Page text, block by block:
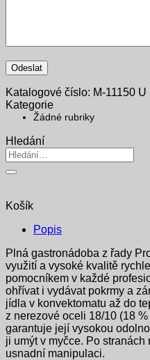
Katalogové číslo: M-11150 U
Kategorie
Žádné rubriky
Hledání
Hledat:
Košík
Popis
Plná gastronádoba z řady
využití a vysoké kvalitě
pomocníkem v každé
ohřívat i vydávat pokrmy a
jídla v konvektomatu až do
z nerezové oceli 18/10 (18
garantuje její vysokou
ji umýt v myčce. Po stranách
usnadní manipulaci.